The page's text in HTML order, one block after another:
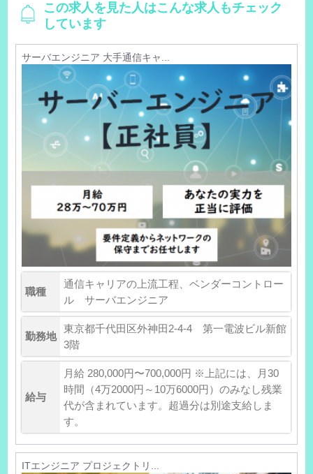
この求人を見た人はこんな求人もチェック
しています
サーバエンジニア 大手通信キャ...
職種
通信キャリアの上流工程、ベンダーコントロー
ル サーバエンジニア
勤務地
東京都千代田区外神田2-4-4 第一電波ビル新館
3階
給与
月給 280,000円〜700,000円 ※上記には、月30
時間（4万2000円～10万6000円）のみなし残業
代が含まれています。超過分は別途支給しま
す。
ITエンジニア プロジェクトリ...